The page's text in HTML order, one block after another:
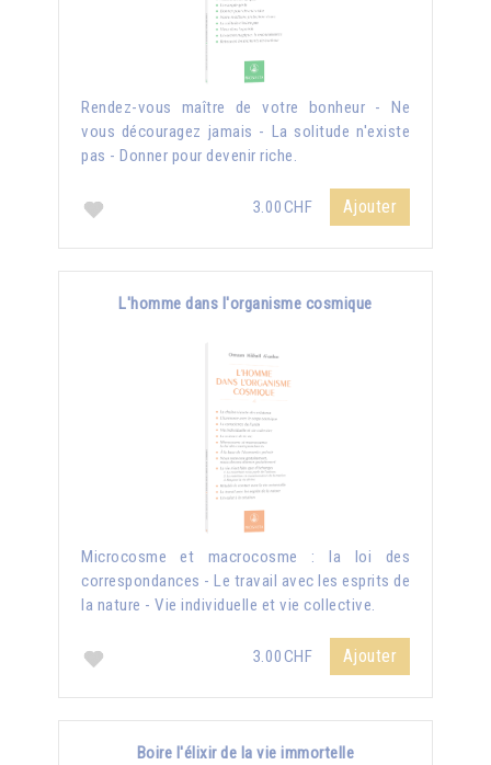
Rendez-vous maître de votre bonheur - Ne
vous découragez jamais - La solitude n'existe
pas - Donner pour devenir riche.
3.00CHF Ajouter
L'homme dans l'organisme cosmique
Microcosme et macrocosme : la loi des
correspondances - Le travail avec les esprits de
la nature - Vie individuelle et vie collective.
3.00CHF Ajouter
Boire l'élixir de la vie immortelle